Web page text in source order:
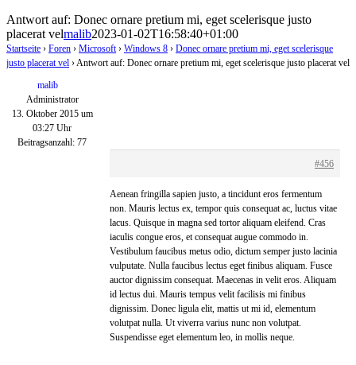
Antwort auf: Donec ornare pretium mi, eget scelerisque justo
placerat velmalib2023-01-02T16:58:40+01:00
Startseite › Foren › Microsoft › Windows 8 › Donec ornare pretium mi, eget scelerisque
justo placerat vel ›Antwort auf: Donec ornare pretium mi, eget scelerisque justo placerat vel
malib
Administrator
13. Oktober 2015 um
03:27 Uhr
Beitragsanzahl: 77
#456
Aenean fringilla sapien justo, a tincidunt eros fermentum
non. Mauris lectus ex, tempor quis consequat ac, luctus vitae
lacus. Quisque in magna sed tortor aliquam eleifend. Cras
iaculis congue eros, et consequat augue commodo in.
Vestibulum faucibus metus odio, dictum semper justo lacinia
vulputate. Nulla faucibus lectus eget finibus aliquam. Fusce
auctor dignissim consequat. Maecenas in velit eros. Aliquam
id lectus dui. Mauris tempus velit facilisis mi finibus
dignissim. Donec ligula elit, mattis ut mi id, elementum
volutpat nulla. Ut viverra varius nunc non volutpat.
Suspendisse eget elementum leo, in mollis neque.